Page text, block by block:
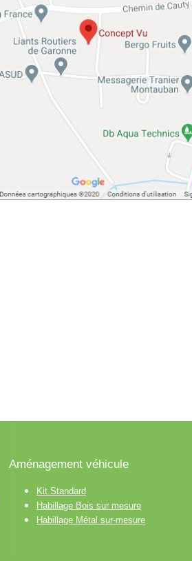
Aménagement véhicule
Kit Standard
Habillage Bois sur mesure
Habillage Métal sur-mesure